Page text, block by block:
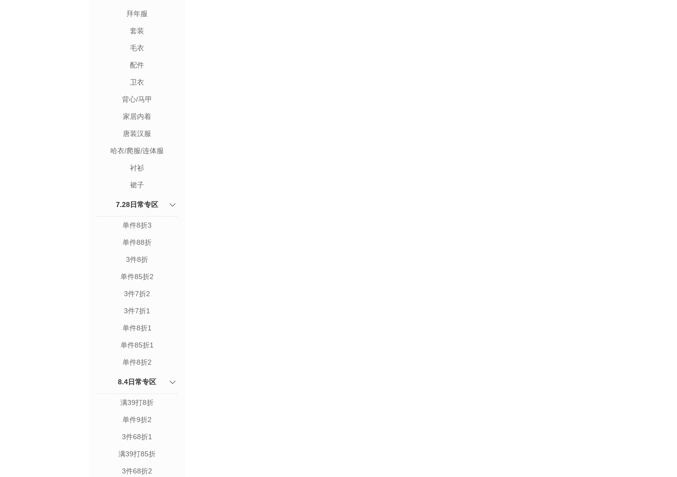
拜年服
套装
毛衣
配件
卫衣
背心/马甲
家居内着
唐装汉服
哈衣/爬服/连体服
衬衫
裙子
7.28日常专区
单件8折3
单件88折
3件8折
单件85折2
3件7折2
3件7折1
单件8折1
单件85折1
单件8折2
8.4日常专区
满39打8折
单件9折2
3件68折1
满39打85折
3件68折2